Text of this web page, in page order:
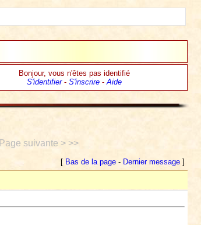
Bonjour, vous n'êtes pas identifié
S'identifier- S'inscrire-Aide
Page suivante > >>
[ Bas de la page- Dernier message]